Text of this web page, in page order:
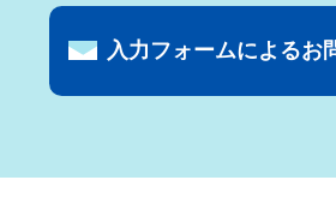
入力フォームによるお